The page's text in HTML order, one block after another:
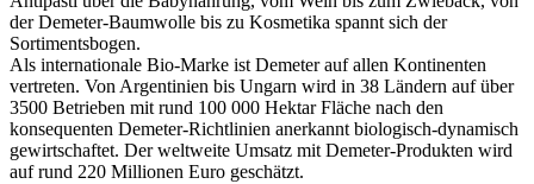
der Demeter-Baumwolle bis zu Kosmetika spannt sich der
Sortimentsbogen.
Als internationale Bio-Marke ist Demeter auf allen Kontinenten
vertreten. Von Argentinien bis Ungarn wird in 38 Ländern auf über
3500 Betrieben mit rund 100 000 Hektar Fläche nach den
konsequenten Demeter-Richtlinien anerkannt biologisch-dynamisch
gewirtschaftet. Der weltweite Umsatz mit Demeter-Produkten wird
auf rund 220 Millionen Euro geschätzt.